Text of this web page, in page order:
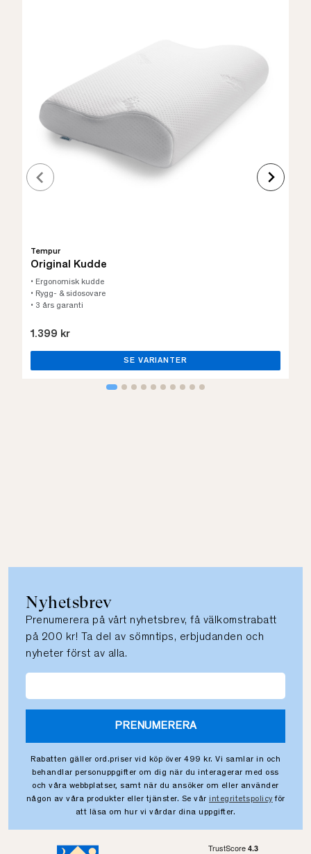
Tempur
Original Kudde
• Ergonomisk kudde
• Rygg- & sidosovare
• 3 års garanti
1.399 kr
SE VARIANTER
Nyhetsbrev
Prenumerera på vårt nyhetsbrev, få välkomstrabatt
på 200 kr! Ta del av sömntips, erbjudanden och
nyheter först av alla.
PRENUMERERA
Rabatten gäller ord.priser vid köp över 499 kr. Vi samlar in och
behandlar personuppgifter om dig när du interagerar med oss
och våra webbplatser, samt när du ansöker om eller använder
någon av våra produkter eller tjänster. Se vår integritetspolicy för
att läsa om hur vi vårdar dina uppgifter.